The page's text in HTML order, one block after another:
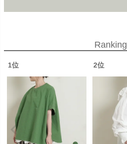
Ranking
1位 2位